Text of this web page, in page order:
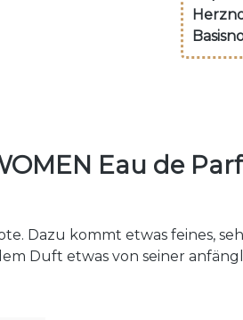
Eau de
Dazu kommt etwas feines,
Duft etwas von seiner